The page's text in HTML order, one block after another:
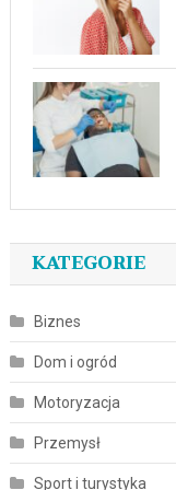
KATEGORIE
Biznes
Dom i ogród
Motoryzacja
Przemysł
Sport i turystyka